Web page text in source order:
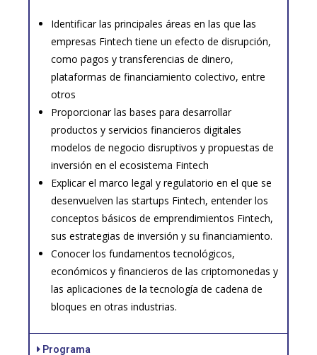
Identificar las principales áreas en las que las
empresas Fintech tiene un efecto de disrupción,
como pagos y transferencias de dinero,
plataformas de financiamiento colectivo, entre
otros
Proporcionar las bases para desarrollar
productos y servicios financieros digitales
modelos de negocio disruptivos y propuestas de
inversión en el ecosistema Fintech
Explicar el marco legal y regulatorio en el que se
desenvuelven las startups Fintech, entender los
conceptos básicos de emprendimientos Fintech,
sus estrategias de inversión y su financiamiento.
Conocer los fundamentos tecnológicos,
económicos y financieros de las criptomonedas y
las aplicaciones de la tecnología de cadena de
bloques en otras industrias.
Programa